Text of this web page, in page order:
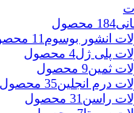
184 محصول
انشور بوسوم 11 محصول
پلی ژل4 محصول
ثمین9 محصول
درم انجلین35 محصول
راسن 31 محصول